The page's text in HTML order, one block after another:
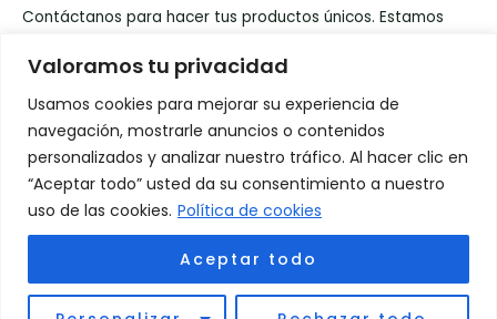
Valoramos tu privacidad
Usamos cookies para mejorar su experiencia de
navegación, mostrarle anuncios o contenidos
personalizados y analizar nuestro tráfico. Al hacer clic en
“Aceptar todo” usted da su consentimiento a nuestro
uso de las cookies. Política de cookies
Aceptar todo
Contáctanos para hacer tus productos únicos. Estamos
comienza la transformación!
Copyright © 2026 Idea y Designs
Powered by Idea y Designs